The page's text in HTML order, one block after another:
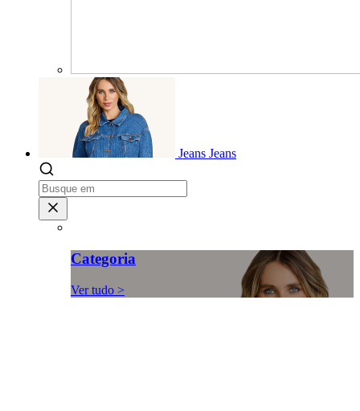
Jeans Jeans
Categoria
Ver tudo >